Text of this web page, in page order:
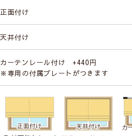
正面付け
天井付け
カーテンレール付け +440円
※専用の付属プレートがつきます